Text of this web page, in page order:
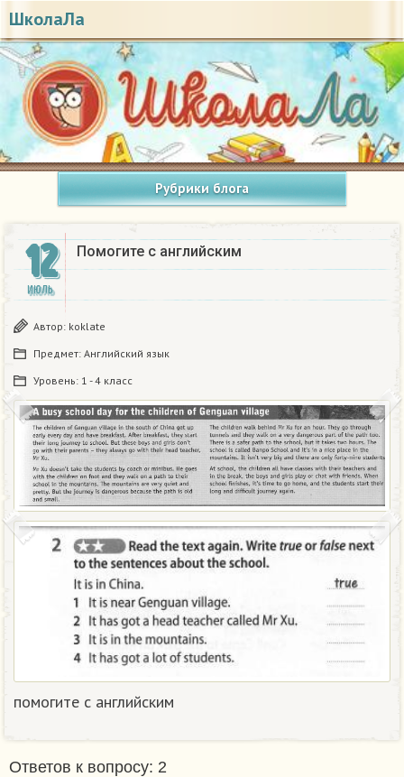
ШколаЛа
Рубрики блога
12
ИЮЛЬ
Помогите с английским
Автор: koklate
Предмет: Английский язык
Уровень: 1 - 4 класс
помогите с английским
Ответов к вопросу: 2